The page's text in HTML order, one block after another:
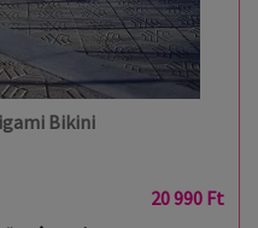
Bikini
20 990 Ft